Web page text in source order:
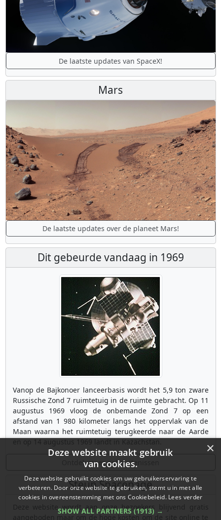
De laatste updates van SpaceX!
Mars
De laatste updates over de planeet Mars!
Dit gebeurde vandaag in 1969
Vanop de Bajkonoer lanceerbasis wordt het 5,9 ton zware
Russische Zond 7 ruimtetuig in de ruimte gebracht. Op 11
augustus 1969 vloog de onbemande Zond 7 op een
afstand van 1 980 kilometer langs het oppervlak van de
Maan waarna het ruimtetuig terugkeerde naar de Aarde
Ontdek meer gebeurtenissen
Steun Spacepage
Deze website wordt aan onze bezoekers blijvend gratis
aangeboden maar om de hoge kosten om de site online te
×
Deze website maakt gebruik
van cookies.
Deze website gebruikt cookies om uw gebruikerservaring te
verbeteren. Door onze website te gebruiken, stemt u in met alle
cookies in overeenstemming met ons Cookiebeleid. Lees verder
SHOW ALL PARTNERS (1913) →